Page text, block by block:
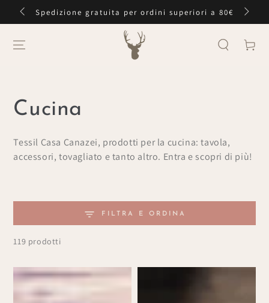
PASSA AL
CONTENUTO
Spedizione gratuita per ordini superiori a 80€
Carello
Collezione:
Cucina
Tessil Casa Canazei, prodotti per la cucina: tavola,
accessori, tovagliato e tanto altro. Entra e scopri di più!
FILTRA E ORDINA
119 prodotti